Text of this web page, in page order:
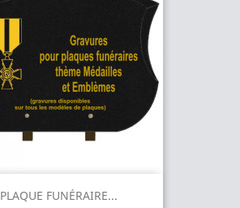
PLAQUE FUNÉRAIRE...